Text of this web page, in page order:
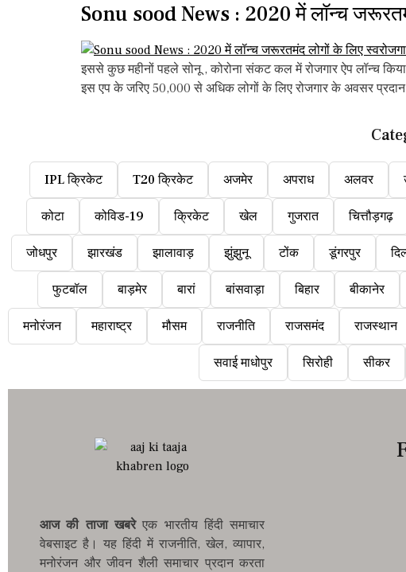
Sonu sood News : 2020 में लॉन्च
इससे कुछ महीनों पहले सोनू , कोरोना संकट कल में रोजगार ऐप लॉन्च
इस एप के जरिए 50,000 से अधिक लोगों के लिए रोजगार के अवसर
IPL क्रिकेट T20 क्रिकेट अजमेर अपराध अलवर
कोटा कोविड-19 क्रिकेट खेल गुजरात चित्तौड़गढ़
जोधपुर झारखंड झालावाड़ झुंझुनू टोंक डूंगरपुर
फुटबॉल बाड़मेर बारां बांसवाड़ा बिहार बीकानेर
मनोरंजन महाराष्ट्र मौसम राजनीति राजसमंद राजस्थान
सवाई माधोपुर सिरोही सीकर
आज की ताजा खबरेएक भारतीय हिंदी समाचार
वेबसाइट है। यह हिंदी में राजनीति, खेल, व्यापार,
मनोरंजन और जीवन शैली समाचार प्रदान करता